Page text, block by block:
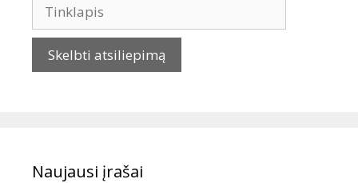
Naujausi įrašai